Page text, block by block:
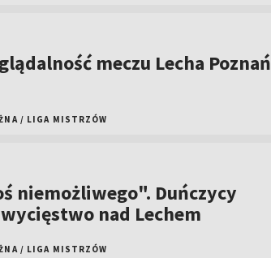
meczu Lecha Poznań
/ LIGA MISTRZÓW
niemożliwego". Duńczycy
nad Lechem
/ LIGA MISTRZÓW